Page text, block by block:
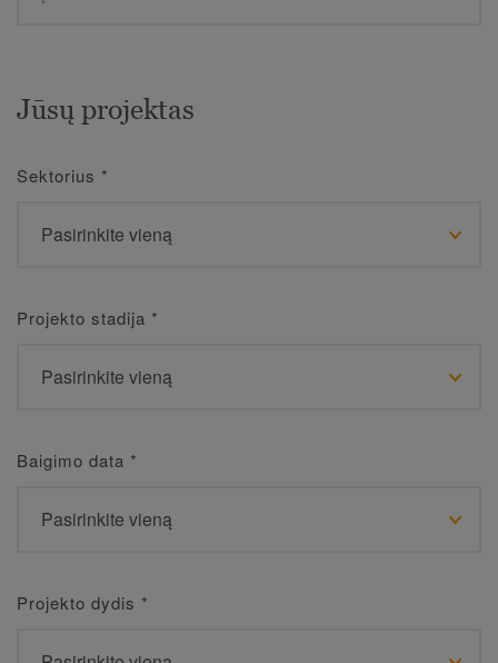
Jūsų projektas
Sektorius *
Projekto stadija *
Baigimo data *
Projekto dydis *